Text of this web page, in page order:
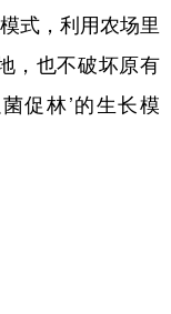
式，利用农场里
，也不破坏原有
促林’的生长模